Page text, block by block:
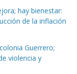
hay bienestar:
de la inflación
Guerrero;
violencia y